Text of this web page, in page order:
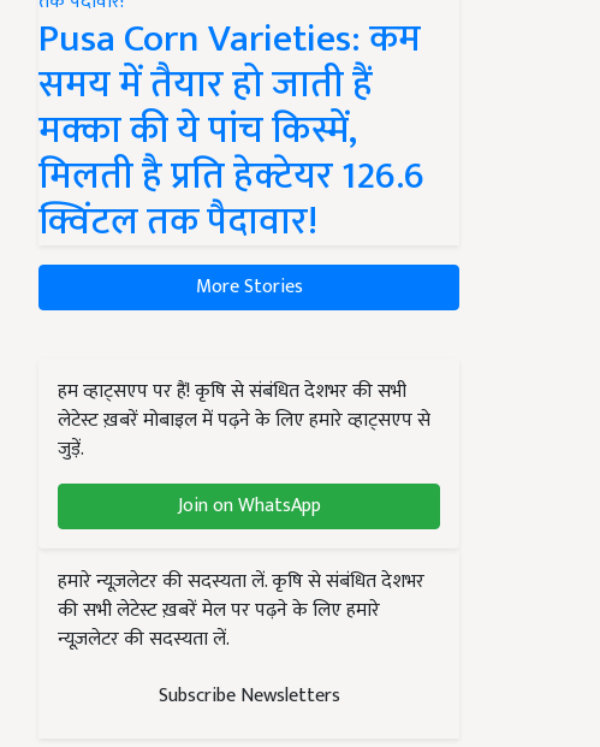
Pusa Corn Varieties: कम
समय में तैयार हो जाती हैं
मक्का की ये पांच किस्में,
मिलती है प्रति हेक्टेयर 126.6
क्विंटल तक पैदावार!
More Stories
हम व्हाट्सएप पर हैं! कृषि से संबंधित देशभर की सभी
लेटेस्ट ख़बरें मोबाइल में पढ़ने के लिए हमारे व्हाट्सएप से
जुड़ें.
Join on WhatsApp
हमारे न्यूज़लेटर की सदस्यता लें. कृषि से संबंधित देशभर
की सभी लेटेस्ट ख़बरें मेल पर पढ़ने के लिए हमारे
न्यूज़लेटर की सदस्यता लें.
Subscribe Newsletters